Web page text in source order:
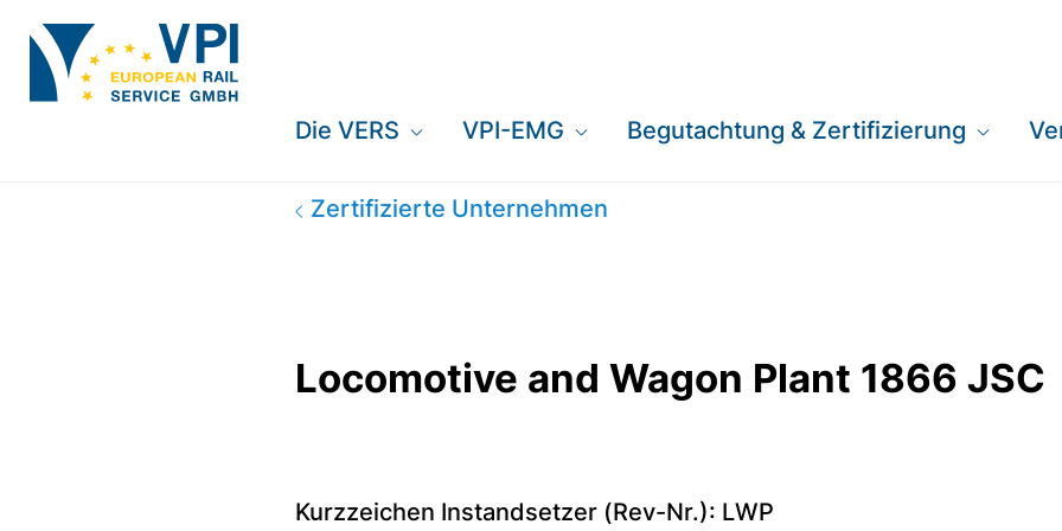
Die VERS VPI-EMG Begutachtung & Zertifizierung
Zertifizierte Unternehmen
Locomotive and Wagon Plant 1866 JSC
Locomotive and Wagon Plant 1866 JSC
Kurzzeichen Instandsetzer (Rev-Nr.): LWP